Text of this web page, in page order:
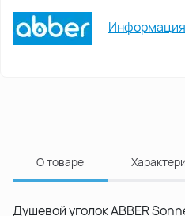
О товаре
Душевой уголок ABBER